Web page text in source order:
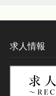
求人情報